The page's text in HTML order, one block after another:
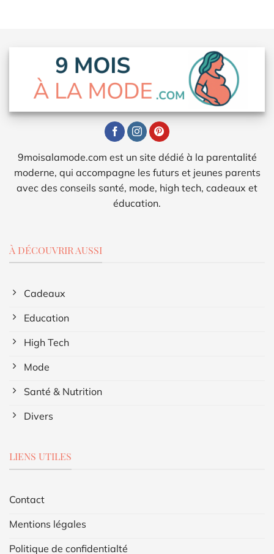
9moisalamode.com est un site dédié à la parentalité
moderne, qui accompagne les futurs et jeunes parents
avec des conseils santé, mode, high tech, cadeaux et
éducation.
À DÉCOUVRIR AUSSI
Cadeaux
Education
High Tech
Mode
Santé & Nutrition
Divers
LIENS UTILES
Contact
Mentions légales
Politique de confidentialté